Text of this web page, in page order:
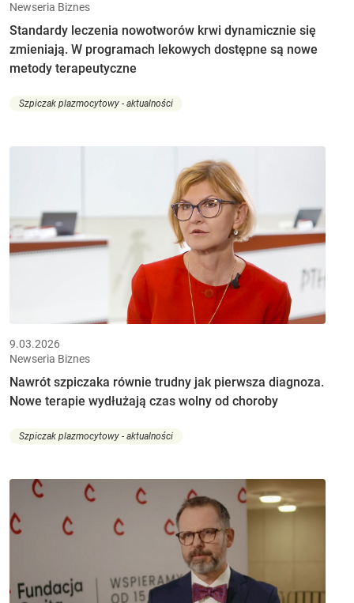
Newseria Biznes
Standardy leczenia nowotworów krwi dynamicznie się
zmieniają. W programach lekowych dostępne są nowe
metody terapeutyczne
Szpiczak plazmocytowy - aktualności
9.03.2026
Newseria Biznes
Nawrót szpiczaka równie trudny jak pierwsza diagnoza.
Nowe terapie wydłużają czas wolny od choroby
Szpiczak plazmocytowy - aktualności